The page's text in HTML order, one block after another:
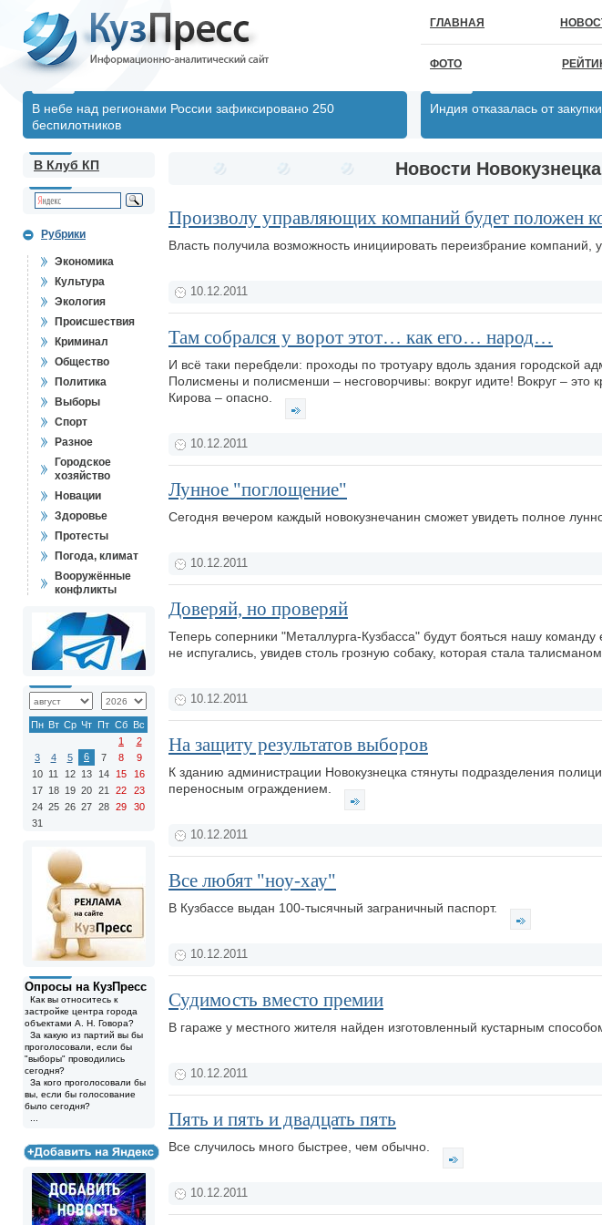
ГЛАВНАЯ
ФОТО
В небе над регионами России зафиксировано 250
беспилотников
Индия отказалась от
В Клуб КП
Рубрики
Экономика
Культура
Экология
Происшествия
Криминал
Общество
Политика
Выборы
Спорт
Разное
Городское
хозяйство
Новации
Здоровье
Протесты
Погода, климат
Вооружённые
конфликты
Пн Вт Ср Чт Пт Сб Вс
1
2
3
4 5 6 7 8
9
10 11 12 13 14 15
16
17 18 19 20 21 22
23
24 25 26 27 28 29
30
31
Опросы на КузПресс
Как вы относитесь к
застройке центра города
объектами А. Н. Говора?
За какую из партий вы бы
проголосовали, если бы
"выборы" проводились
сегодня?
За кого проголосовали бы
вы, если бы голосование
было сегодня?
Новости
Произволу управляющих компаний будет положен
Власть получила возможность инициировать переизбрание
10.12.2011
Там собрался у ворот этот… как его… народ…
И всё таки перебдели: проходы по тротуару вдоль здания городской
Полисмены и полисменши – несговорчивы: вокруг идите! Вокруг – это
Кирова – опасно.
10.12.2011
Лунное "поглощение"
Сегодня вечером каждый новокузнечанин сможет увидеть полное
10.12.2011
Доверяй, но проверяй
Теперь соперники "Металлурга-Кузбасса" будут бояться нашу
не испугались, увидев столь грозную собаку, которая стала
10.12.2011
На защиту результатов выборов
К зданию администрации Новокузнецка стянуты подразделения
переносным ограждением.
10.12.2011
Все любят "ноу-хау"
В Кузбассе выдан 100-тысячный заграничный паспорт.
10.12.2011
Судимость вместо премии
В гараже у местного жителя найден изготовленный кустарным
10.12.2011
Пять и пять и двадцать пять
Все случилось много быстрее, чем обычно.
10.12.2011